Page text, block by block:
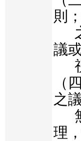
則
議
      視會議情形調整發言時間。
（
之
      無關意見，本部得記明於會議紀錄另予處
理